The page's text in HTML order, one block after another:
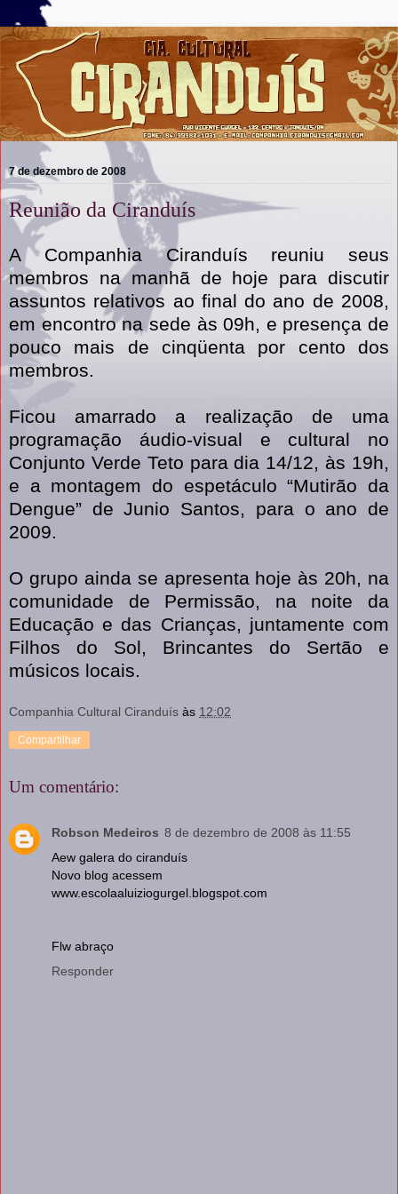
7 de dezembro de 2008
Reunião da Ciranduís
A Companhia Ciranduís reuniu seus
membros na manhã de hoje para discutir
assuntos relativos ao final do ano de 2008,
em encontro na sede às 09h, e presença de
pouco mais de cinqüenta por cento dos
membros.
Ficou amarrado a realização de uma
programação áudio-visual e cultural no
Conjunto Verde Teto para dia 14/12, às 19h,
e a montagem do espetáculo “Mutirão da
Dengue” de Junio Santos, para o ano de
2009.
O grupo ainda se apresenta hoje às 20h, na
comunidade de Permissão, na noite da
Educação e das Crianças, juntamente com
Filhos do Sol, Brincantes do Sertão e
músicos locais.
Companhia Cultural Ciranduís às 12:02
Compartilhar
Um comentário:
Robson Medeiros 8 de dezembro de 2008 às 11:55
Aew galera do ciranduís
Novo blog acessem
www.escolaaluiziogurgel.blogspot.com
Flw abraço
Responder